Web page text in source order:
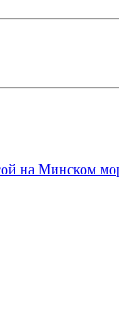
на Минском